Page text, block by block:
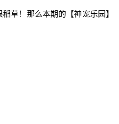
草！那么本期的【神宠乐园】